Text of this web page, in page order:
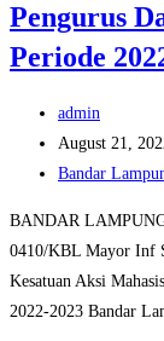
Pengurus
Periode
Post
author:
admin
Post
published:
August 21,
Post
Bandar
BANDAR
0410/KBL Mayor Inf
Kesatuan Aksi
2022-2023 Bandar